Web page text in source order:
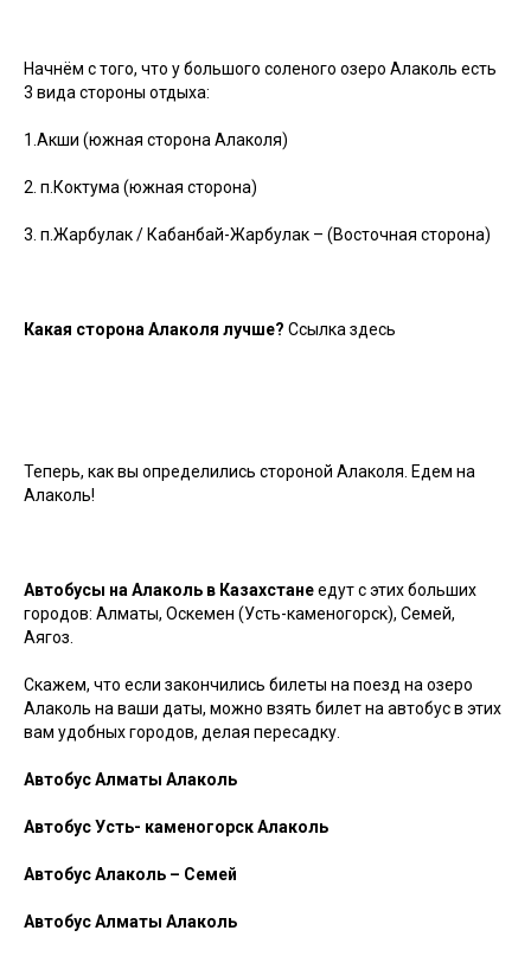
Начнём с того, что у большого соленого озеро Алаколь есть
3 вида стороны отдыха:
1.Акши (южная сторона Алаколя)
2. п.Коктума (южная сторона)
3. п.Жарбулак / Кабанбай-Жарбулак – (Восточная сторона)
Какая сторона Алаколя лучше? Ссылка здесь
Теперь, как вы определились стороной Алаколя. Едем на
Алаколь!
Автобусы на Алаколь в Казахстанеедут с этих больших
городов: Алматы, Оскемен (Усть-каменогорск), Семей,
Аягоз.
Скажем, что если закончились билеты на поезд на озеро
Алаколь на ваши даты, можно взять билет на автобус в этих
вам удобных городов, делая пересадку.
Автобус Алматы Алаколь
Автобус Усть- каменогорск Алаколь
Автобус Алаколь – Семей
Автобус Алматы Алаколь